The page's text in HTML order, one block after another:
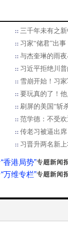
三千年未有之
习家“储君”出
与杰奎琳的雨
习近平拒绝川普
雪崩开始！习
要玩真的了！
刷屏的美国“斩
范学德：不受
传老习被逼出
习晋升两名新
“香港局势”
“万维专栏”